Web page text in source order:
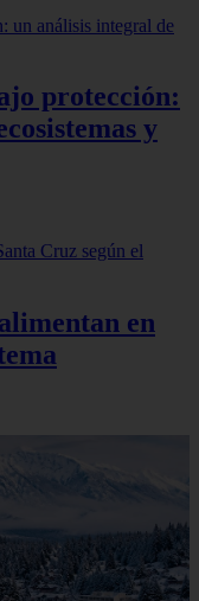
protección:
y
en